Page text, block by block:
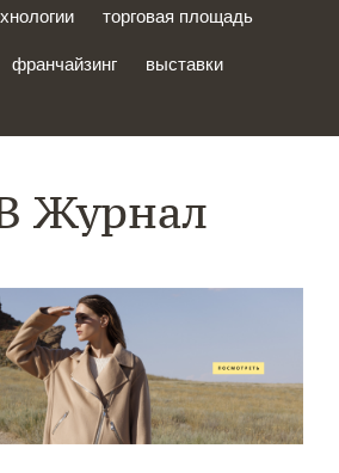
торговая площадь
франчайзинг выставки
Журнал